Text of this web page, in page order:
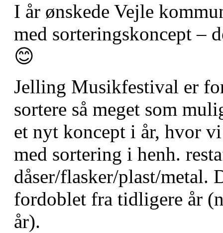
I år ønskede Vejle
med sorteringskoncept –
😊
Jelling Musikfestival er
sortere så meget som
et nyt koncept i år, hvor
med sortering i henh.
dåser/flasker/plast/metal.
fordoblet fra tidligere år
år).